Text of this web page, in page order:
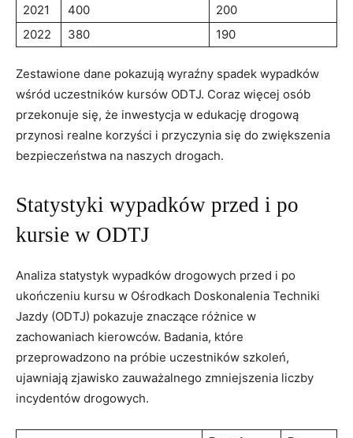
2021
400
200
2022
380 190
Zestawione dane pokazują wyraźny spadek wypadków
wśród uczestników kursów ODTJ. Coraz więcej osób
przekonuje się, że inwestycja w edukację drogową
przynosi realne korzyści i przyczynia się do zwiększenia
bezpieczeństwa na naszych drogach.
Statystyki wypadków przed i po
kursie w ODTJ
Analiza statystyk wypadków drogowych przed i po
ukończeniu kursu w Ośrodkach Doskonalenia Techniki
Jazdy (ODTJ) pokazuje znaczące różnice w
zachowaniach kierowców. Badania, które
przeprowadzono na próbie uczestników szkoleń,
ujawniają zjawisko zauważalnego zmniejszenia liczby
incydentów drogowych.